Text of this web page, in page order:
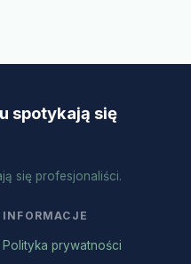
spotykają się
się profesjonaliści.
INFORMACJE
Polityka prywatności